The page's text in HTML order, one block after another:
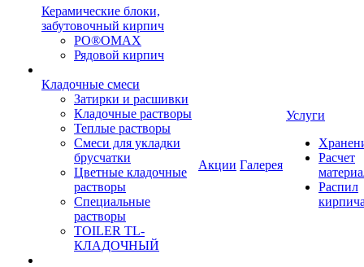
Керамические блоки,
забутовочный кирпич
PO®OMAX
Рядовой кирпич
Кладочные смеси
Затирки и расшивки
Кладочные растворы
Теплые растворы
Смеси для укладки
брусчатки
Цветные кладочные
растворы
Специальные
растворы
TOILER TL-
КЛАДОЧНЫЙ
Акции Галерея
Услуги
Расчет
Распил